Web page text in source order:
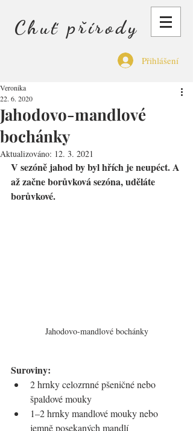
Chuť přírody
Přihlášení
Jahodovo-mandlové
bochánky
Veronika
22. 6. 2020
Aktualizováno: 12. 3. 2021
V sezóně jahod by byl hřích je neupéct. A
až začne borůvková sezóna, uděláte
borůvkové.
Jahodovo-mandlové bochánky
Suroviny:
2 hrnky celozrnné pšeničné nebo
špaldové mouky
1–2 hrnky mandlové mouky nebo
jemně posekaných mandlí